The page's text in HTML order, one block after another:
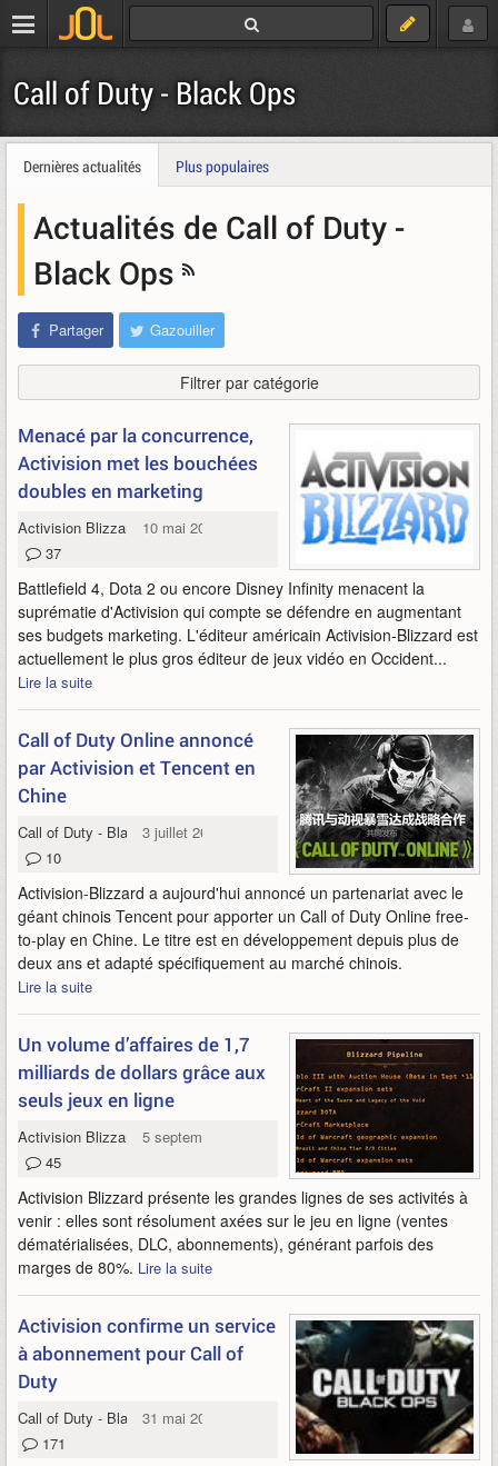
Call of Duty - Black Ops
Dernières actualités Plus populaires
Actualités de Call of Duty -
Black Ops
Partager Gazouiller
Filtrer par catégorie
Menacé par la concurrence,
Activision met les bouchées
doubles en marketing
Activision Blizzard
10 mai 2013
37
Battlefield 4, Dota 2 ou encore Disney Infinity menacent la
suprématie d'Activision qui compte se défendre en augmentant
ses budgets marketing. L'éditeur américain Activision-Blizzard est
actuellement le plus gros éditeur de jeux vidéo en Occident...
Lire la suite
Call of Duty Online annoncé
par Activision et Tencent en
Chine
Call of Duty - Black Ops3 juillet 2012
10
Activision-Blizzard a aujourd'hui annoncé un partenariat avec le
géant chinois Tencent pour apporter un Call of Duty Online free-
to-play en Chine. Le titre est en développement depuis plus de
deux ans et adapté spécifiquement au marché chinois.
Lire la suite
Un volume d’affaires de 1,7
milliards de dollars grâce aux
seuls jeux en ligne
Activision Blizzard
5 septembre 2011
45
Activision Blizzard présente les grandes lignes de ses activités à
venir : elles sont résolument axées sur le jeu en ligne (ventes
dématérialisées, DLC, abonnements), générant parfois des
marges de 80%. Lire la suite
Activision confirme un service
à abonnement pour Call of
Duty
Call of Duty - Black Ops31 mai 2011
171